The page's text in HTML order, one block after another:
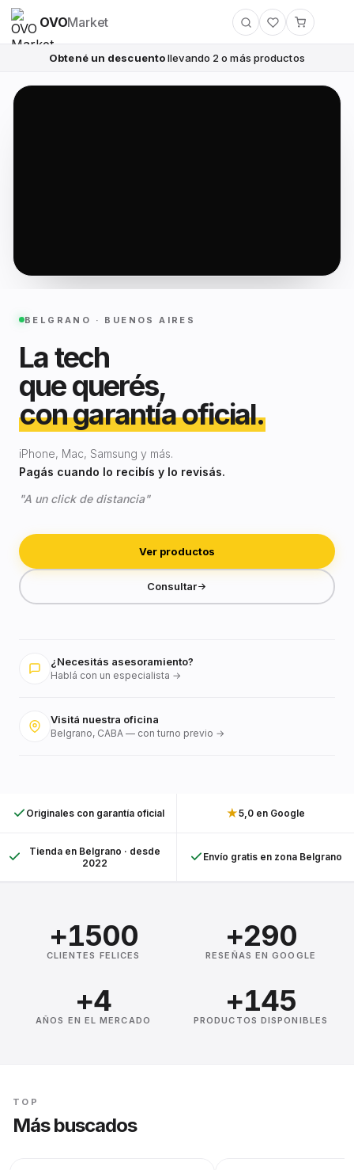
OVOMarket
Obtené un descuentollevando 2 o más productos
BELGRANO · BUENOS AIRES
La tech
que querés,
con garantía oficial.
iPhone, Mac, Samsung y más.
Pagás cuando lo recibís y lo revisás.
"A un click de distancia"
Ver productos
Consultar
¿Necesitás asesoramiento?
Hablá con un especialista →
Visitá nuestra oficina
Belgrano, CABA — con turno previo →
Originales con garantía oficial ★5,0 en Google
Tienda en Belgrano · desde
2022
Envío gratis en zona Belgrano
+1500
CLIENTES FELICES
+290
RESEÑAS EN GOOGLE
+4
AÑOS EN EL MERCADO
+145
PRODUCTOS DISPONIBLES
TOP
Más buscados